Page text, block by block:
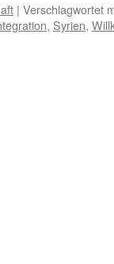
| Verschlagwortet
, Syrien,